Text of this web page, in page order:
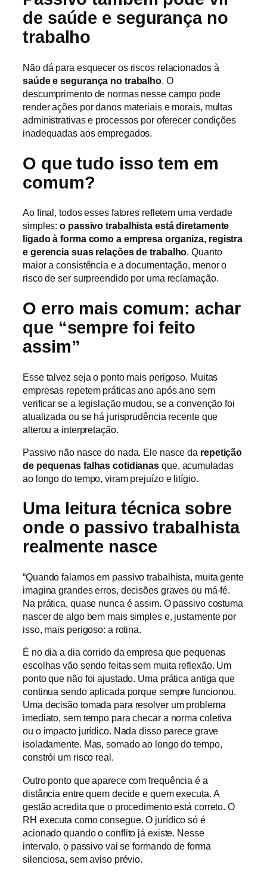
de saúde e segurança no
trabalho
Não dá para esquecer os riscos relacionados à
saúde e segurança no trabalho. O
descumprimento de normas nesse campo pode
render ações por danos materiais e morais, multas
administrativas e processos por oferecer condições
inadequadas aos empregados.
O que tudo isso tem em
comum?
Ao final, todos esses fatores refletem uma verdade
simples:o passivo trabalhista está diretamente
ligado à forma como a empresa organiza, registra
e gerencia suas relações de trabalho. Quanto
maior a consistência e a documentação, menor o
risco de ser surpreendido por uma reclamação.
O erro mais comum: achar
que “sempre foi feito
assim”
Esse talvez seja o ponto mais perigoso. Muitas
empresas repetem práticas ano após ano sem
verificar se a legislação mudou, se a convenção foi
atualizada ou se há jurisprudência recente que
alterou a interpretação.
Passivo não nasce do nada. Ele nasce da repetição
de pequenas falhas cotidianas que, acumuladas
ao longo do tempo, viram prejuízo e litígio.
Uma leitura técnica sobre
onde o passivo trabalhista
realmente nasce
“Quando falamos em passivo trabalhista, muita gente
imagina grandes erros, decisões graves ou má-fé.
Na prática, quase nunca é assim. O passivo costuma
nascer de algo bem mais simples e, justamente por
isso, mais perigoso: a rotina.
É no dia a dia corrido da empresa que pequenas
escolhas vão sendo feitas sem muita reflexão. Um
ponto que não foi ajustado. Uma prática antiga que
continua sendo aplicada porque sempre funcionou.
Uma decisão tomada para resolver um problema
imediato, sem tempo para checar a norma coletiva
ou o impacto jurídico. Nada disso parece grave
isoladamente. Mas, somado ao longo do tempo,
constrói um risco real.
Outro ponto que aparece com frequência é a
distância entre quem decide e quem executa. A
gestão acredita que o procedimento está correto. O
RH executa como consegue. O jurídico só é
acionado quando o conflito já existe. Nesse
intervalo, o passivo vai se formando de forma
silenciosa, sem aviso prévio.